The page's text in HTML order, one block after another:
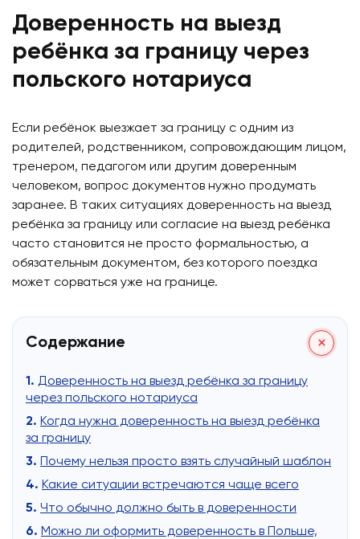
Доверенность на выезд
ребёнка за границу через
польского нотариуса
Если ребёнок выезжает за границу с одним из
родителей, родственником, сопровождающим лицом,
тренером, педагогом или другим доверенным
человеком, вопрос документов нужно продумать
заранее. В таких ситуациях доверенность на выезд
ребёнка за границу или согласие на выезд ребёнка
часто становится не просто формальностью, а
обязательным документом, без которого поездка
может сорваться уже на границе.
Содержание
Доверенность на выезд ребёнка за границу
через польского нотариуса
Когда нужна доверенность на выезд ребёнка
за границу
Почему нельзя просто взять случайный шаблон
Какие ситуации встречаются чаще всего
Что обычно должно быть в доверенности
Можно ли оформить доверенность в Польше,